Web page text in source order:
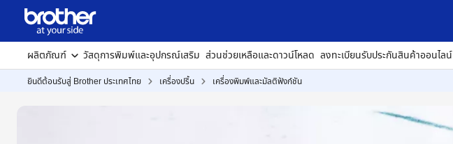
ผลิตภัณฑ์ วัสดุการพิมพ์และอุปกรณ์เสริม ส่วนช่วยเหลือและดาวน์โหลด ลงทะเบียนรับประกันสินค้าออนไลน์
ยินดีต้อนรับสู่ Brother ประเทศไทย เครื่องปริ้น เครื่องพิมพ์และมัลติฟังก์ชัน